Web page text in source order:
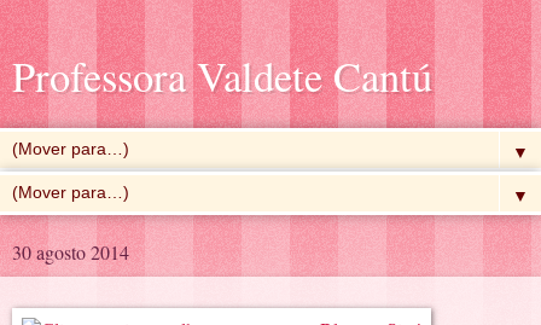
Professora Valdete Cantú
▼
▼
30 agosto 2014